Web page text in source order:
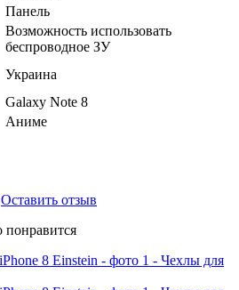
Панель
Возможность использовать
беспроводное ЗУ
Украина
Galaxy Note 8
Аниме
Оставить отзыв